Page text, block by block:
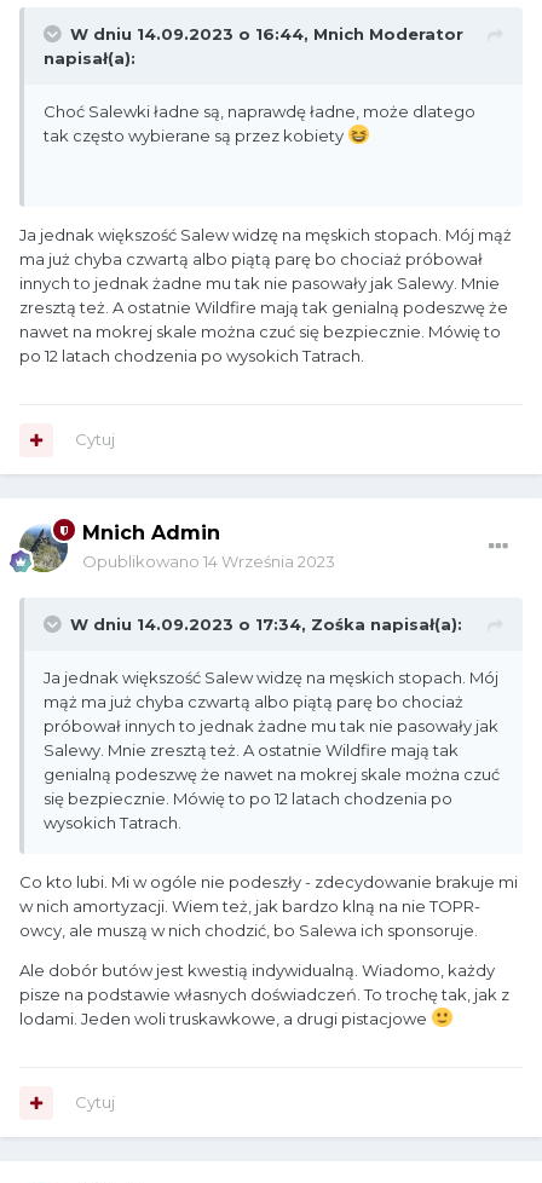
W dniu 14.09.2023 o 16:44, Mnich Moderator
napisał(a):
Choć Salewki ładne są, naprawdę ładne, może dlatego
tak często wybierane są przez kobiety
Ja jednak większość Salew widzę na męskich stopach. Mój mąż
ma już chyba czwartą albo piątą parę bo chociaż próbował
innych to jednak żadne mu tak nie pasowały jak Salewy. Mnie
zresztą też. A ostatnie Wildfire mają tak genialną podeszwę że
nawet na mokrej skale można czuć się bezpiecznie. Mówię to
po 12 latach chodzenia po wysokich Tatrach.
Cytuj
Mnich Admin
Opublikowano 14 Września 2023
W dniu 14.09.2023 o 17:34, Zośka napisał(a):
Ja jednak większość Salew widzę na męskich stopach. Mój
mąż ma już chyba czwartą albo piątą parę bo chociaż
próbował innych to jednak żadne mu tak nie pasowały jak
Salewy. Mnie zresztą też. A ostatnie Wildfire mają tak
genialną podeszwę że nawet na mokrej skale można czuć
się bezpiecznie. Mówię to po 12 latach chodzenia po
wysokich Tatrach.
Co kto lubi. Mi w ogóle nie podeszły - zdecydowanie brakuje mi
w nich amortyzacji. Wiem też, jak bardzo klną na nie TOPR-
owcy, ale muszą w nich chodzić, bo Salewa ich sponsoruje.
Ale dobór butów jest kwestią indywidualną. Wiadomo, każdy
pisze na podstawie własnych doświadczeń. To trochę tak, jak z
lodami. Jeden woli truskawkowe, a drugi pistacjowe
Cytuj